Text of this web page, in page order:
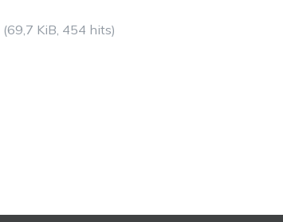
(69,7 KiB, 454 hits)